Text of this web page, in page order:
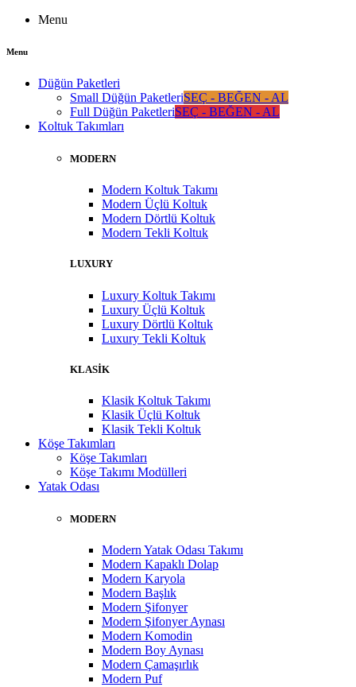
Menu
Menu
Düğün Paketleri
Small Düğün PaketleriSEÇ - BEĞEN - AL
Full Düğün PaketleriSEÇ - BEĞEN - AL
Koltuk Takımları
MODERN
Modern Koltuk Takımı
Modern Üçlü Koltuk
Modern Dörtlü Koltuk
Modern Tekli Koltuk
LUXURY
Luxury Koltuk Takımı
Luxury Üçlü Koltuk
Luxury Dörtlü Koltuk
Luxury Tekli Koltuk
KLASİK
Klasik Koltuk Takımı
Klasik Üçlü Koltuk
Klasik Tekli Koltuk
Köşe Takımları
Köşe Takımları
Köşe Takımı Modülleri
Yatak Odası
MODERN
Modern Yatak Odası Takımı
Modern Kapaklı Dolap
Modern Karyola
Modern Başlık
Modern Şifonyer
Modern Şifonyer Aynası
Modern Komodin
Modern Boy Aynası
Modern Çamaşırlık
Modern Puf